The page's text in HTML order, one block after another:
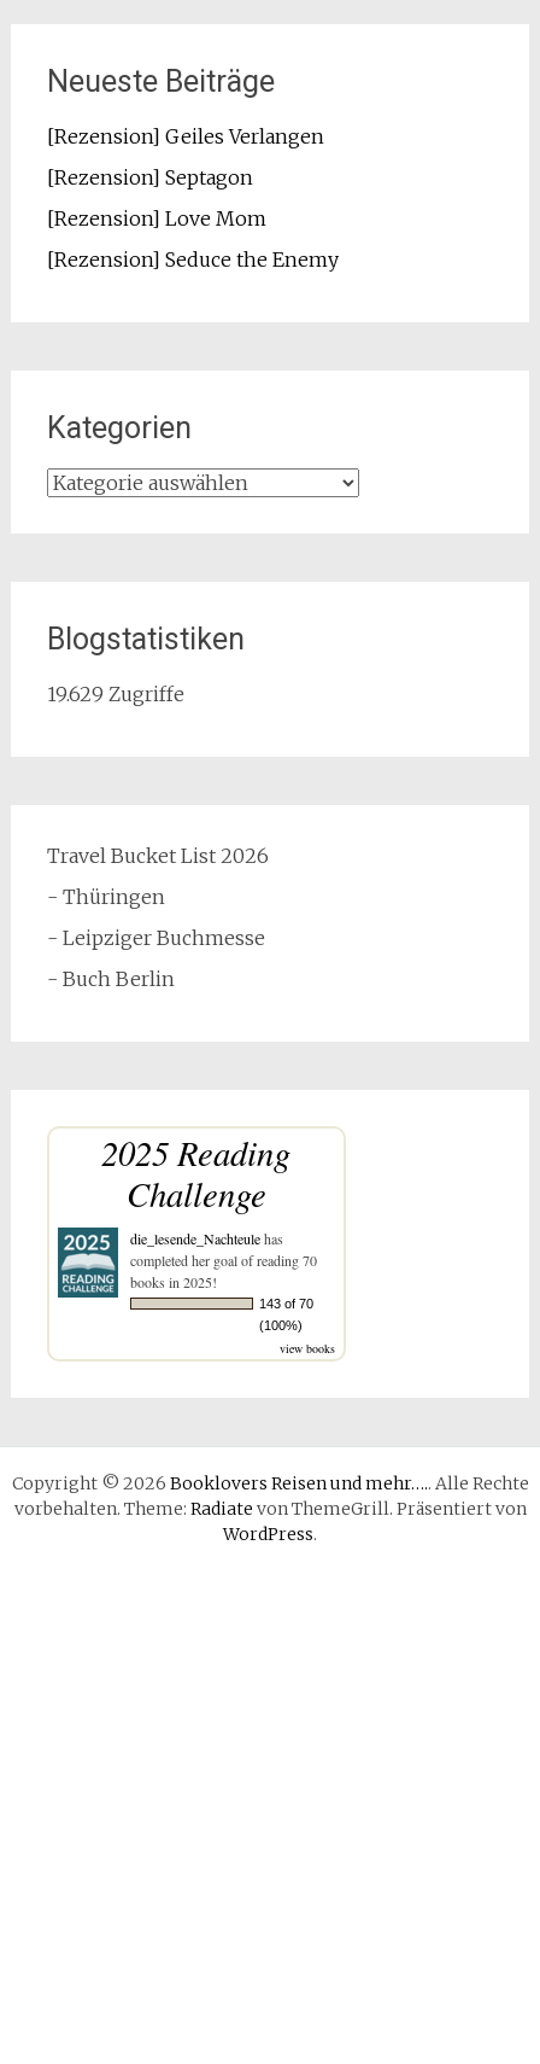
Neueste Beiträge
[Rezension] Geiles Verlangen
[Rezension] Septagon
[Rezension] Love Mom
[Rezension] Seduce the Enemy
Kategorien
Kategorien
Blogstatistiken
19.629 Zugriffe
Travel Bucket List 2026
- Thüringen
- Leipziger Buchmesse
- Buch Berlin
2025 Reading
Challenge
die_lesende_Nachteulehas
completed her goal of reading 70
books in 2025!
143 of 70
(100%)
view books
Copyright © 2026 Booklovers Reisen und mehr….. Alle Rechte
vorbehalten. Theme: Radiate von ThemeGrill. Präsentiert von
WordPress.